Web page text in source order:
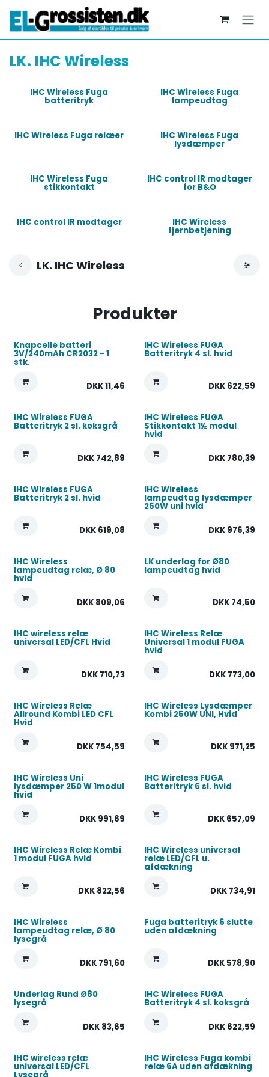
LK. IHC Wireless
IHC Wireless Fuga
batteritryk
IHC Wireless Fuga
lampeudtag
IHC Wireless Fuga relæer IHC Wireless Fuga
lysdæmper
IHC Wireless Fuga
stikkontakt
IHC control IR modtager
for B&O
IHC control IR modtager IHC Wireless
fjernbetjening
LK. IHC Wireless
Produkter
Knapcelle batteri
3V/240mAh CR2032 - 1
stk.
DKK11,46
IHC Wireless FUGA
Batteritryk 4 sl. hvid
DKK 622,59
IHC Wireless FUGA
Batteritryk 2 sl. koksgrå
DKK 742,89
IHC Wireless FUGA
Stikkontakt 1½ modul
hvid
DKK 780,39
IHC Wireless FUGA
Batteritryk 2 sl. hvid
DKK 619,08
IHC Wireless
lampeudtag lysdæmper
250W uni hvid
DKK 976,39
IHC Wireless
lampeudtag relæ, Ø 80
hvid
DKK 809,06
LK underlag for Ø80
lampeudtag hvid
DKK 74,50
IHC wireless relæ
universal LED/CFL Hvid
DKK 710,73
IHC Wireless Relæ
Universal 1 modul FUGA
hvid
DKK 773,00
IHC Wireless Relæ
Allround Kombi LED CFL
Hvid
DKK 754,59
IHC Wireless Lysdæmper
Kombi 250W UNI, Hvid
DKK 971,25
IHC Wireless Uni
lysdæmper 250 W 1modul
hvid
DKK 991,69
IHC Wireless FUGA
Batteritryk 6 sl. hvid
DKK 657,09
IHC Wireless Relæ Kombi
1 modul FUGA hvid
DKK 822,56
IHC Wireless universal
relæ LED/CFL u.
afdækning
DKK 734,91
IHC Wireless
lampeudtag relæ, Ø 80
lysegrå
DKK 791,60
Fuga batteritryk 6 slutte
uden afdækning
DKK 578,90
Underlag Rund Ø80
lysegrå
DKK 83,65
IHC Wireless FUGA
Batteritryk 4 sl. koksgrå
DKK 622,59
IHC wireless relæ
universal LED/CFL
IHC Wireless Fuga kombi
relæ 6A uden afdækning